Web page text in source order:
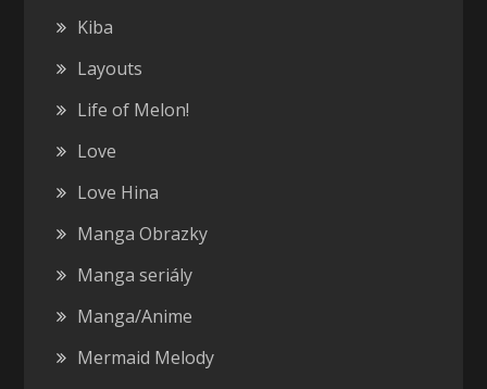
Kiba
Layouts
Life of Melon!
Love
Love Hina
Manga Obrazky
Manga seriály
Manga/Anime
Mermaid Melody